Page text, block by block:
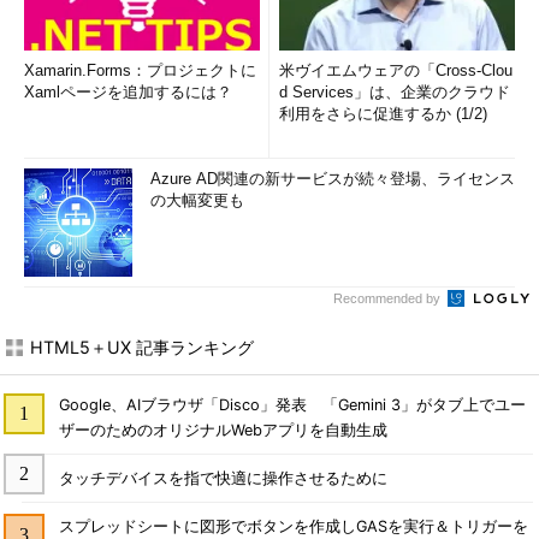
Xamarin.Forms：プロジェクトに
Xamlページを追加するには？
米ヴイエムウェアの「Cross-Clou
d Services」は、企業のクラウド
利用をさらに促進するか (1/2)
Azure AD関連の新サービスが続々登場、ライセンス
の大幅変更も
Recommended by
HTML5＋UX 記事ランキング
Google、AIブラウザ「Disco」発表 「Gemini 3」がタブ上でユー
ザーのためのオリジナルWebアプリを自動生成
タッチデバイスを指で快適に操作させるために
スプレッドシートに図形でボタンを作成しGASを実行＆トリガーを